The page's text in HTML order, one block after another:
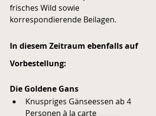
frisches Wild sowie
korrespondierende Beilagen.
In diesem Zeitraum ebenfalls auf
Vorbestellung:
Die Goldene Gans
Knuspriges Gänseessen ab 4
Personen à la carte